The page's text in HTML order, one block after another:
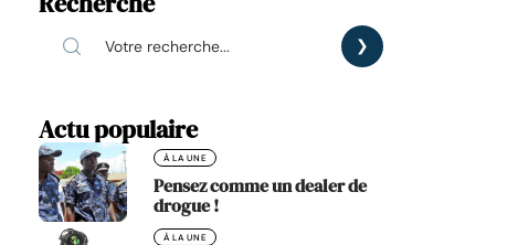
Actu populaire
À LA UNE
Pensez comme un dealer de
drogue !
À LA UNE